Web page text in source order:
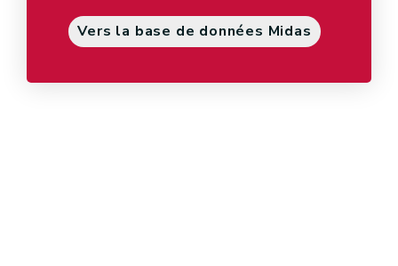
Vers la base de données Midas